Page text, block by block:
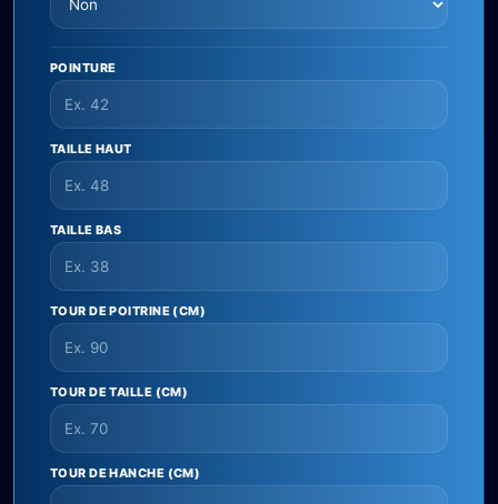
POINTURE
TAILLE HAUT
TAILLE BAS
TOUR DE POITRINE (CM)
TOUR DE TAILLE (CM)
TOUR DE HANCHE (CM)